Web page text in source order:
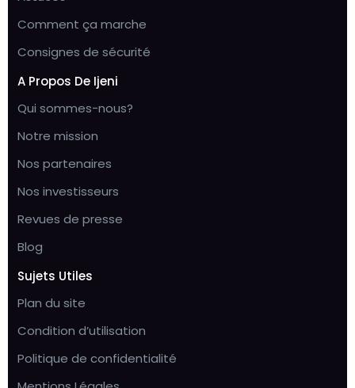
Comment ça marche
Consignes de sécurité
A Propos De Ijeni
Qui sommes-nous?
Notre mission
Nos partenaires
Nos investisseurs
Revues de presse
Blog
Sujets Utiles
Plan du site
Condition d’utilisation
Politique de confidentialité